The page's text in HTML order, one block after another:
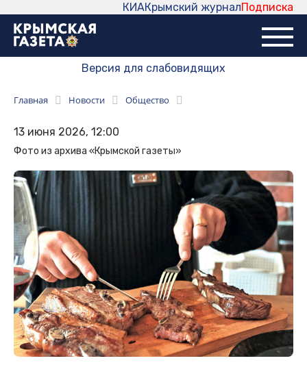
Подписка
Крымский журнал
КИА
Версия для слабовидящих
Главная Новости Общество
13 июня 2026, 12:00
Фото из архива «Крымской газеты»